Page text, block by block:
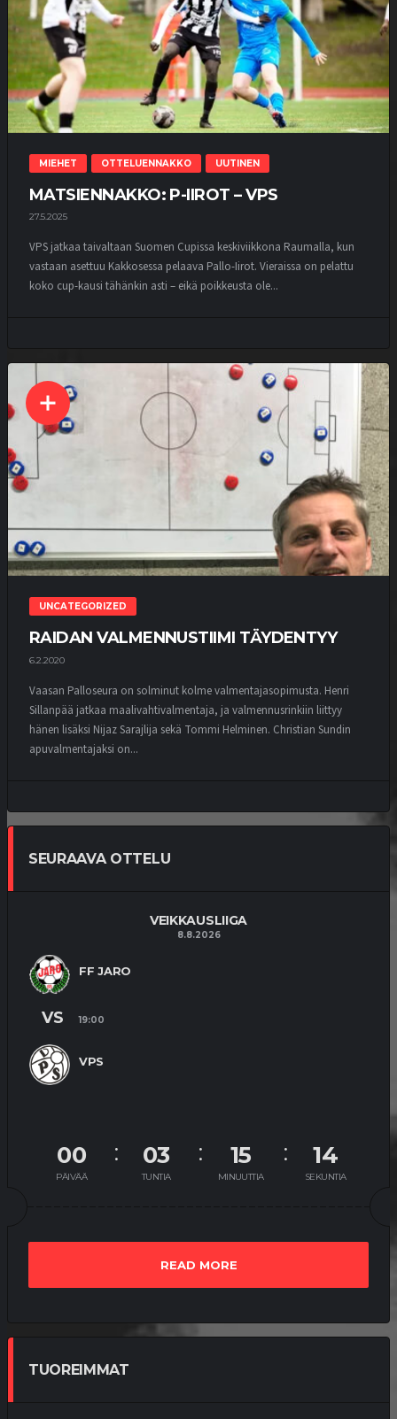
MIEHET OTTELUENNAKKO UUTINEN
MATSIENNAKKO: P-IIROT – VPS
27.5.2025
VPS jatkaa taivaltaan Suomen Cupissa keskiviikkona Raumalla, kun
vastaan asettuu Kakkosessa pelaava Pallo-Iirot. Vieraissa on pelattu
koko cup-kausi tähänkin asti – eikä poikkeusta ole...
UNCATEGORIZED
RAIDAN VALMENNUSTIIMI TÄYDENTYY
6.2.2020
Vaasan Palloseura on solminut kolme valmentajasopimusta. Henri
Sillanpää jatkaa maalivahtivalmentaja, ja valmennusrinkiin liittyy
hänen lisäksi Nijaz Sarajlija sekä Tommi Helminen. Christian Sundin
apuvalmentajaksi on...
SEURAAVA OTTELU
VEIKKAUSLIIGA
8.8.2026
FF JARO
VPS
VS 19:00
00
PÄIVÄÄ
03
TUNTIA
15
MINUUTTIA
13
SEKUNTIA
READ MORE
TUOREIMMAT